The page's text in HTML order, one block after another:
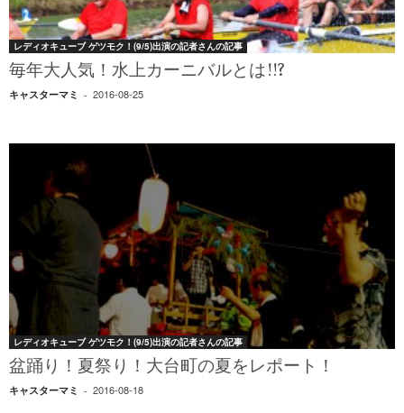
レディオキューブ ゲツモク！(9/5)出演の記者さんの記事
毎年大人気！水上カーニバルとは!!?
キャスターマミ - 2016-08-25
レディオキューブ ゲツモク！(9/5)出演の記者さんの記事
盆踊り！夏祭り！大台町の夏をレポート！
キャスターマミ - 2016-08-18